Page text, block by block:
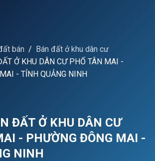
bán
Bán đất ở khu dân cư
Ở KHU DÂN CƯ PHỐ TÂN MAI -
- TỈNH QUẢNG NINH
ĐẤT Ở KHU DÂN CƯ
- PHƯỜNG ĐÔNG MAI -
NINH